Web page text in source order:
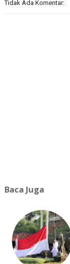
Tidak Ada Komentar:
Baca Juga